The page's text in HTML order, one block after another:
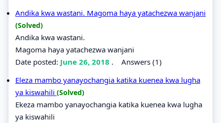
Andika kwa wastani. Magoma haya yatachezwa wanjani
(Solved)
Andika kwa wastani.
Magoma haya yatachezwa wanjani
Date posted: June 26, 2018 . Answers (1)
Eleza mambo yanayochangia katika kuenea kwa lugha
ya kiswahili (Solved)
Ekeza mambo yanayochangia katika kuenea kwa lugha
ya kiswahili